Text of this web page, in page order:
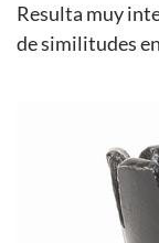
Resulta muy
de similitudes